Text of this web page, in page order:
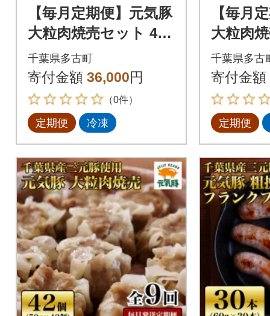
【毎月定期便】元気豚
大粒肉焼売セット 42
個セット(計2.1kg)全3
回
千葉県多古町
寄付金額 36,000円
（0件）
定期便 冷凍
【毎月
大粒肉
個セッ
回
千葉県多古
寄付金額
定期便